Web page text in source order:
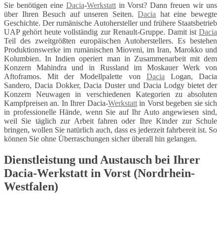
Sie benötigen eine Dacia-Werkstattin Vorst? Dann freuen wir uns
über Ihren Besuch auf unseren Seiten.Dacia hat eine bewegte
Geschichte. Der rumänische Autohersteller und frühere Staatsbetrieb
UAP gehört heute vollständig zur Renault-Gruppe. Damit ist Dacia
Teil des zweitgrößten europäischen Autoherstellers. Es bestehen
Produktionswerke im rumänischen Mioveni, im Iran, Marokko und
Kolumbien. In Indien operiert man in Zusammenarbeit mit dem
Konzern Mahindra und in Russland im Moskauer Werk von
Aftoframos. Mit der Modellpalette von Dacia Logan, Dacia
Sandero, Dacia Dokker, Dacia Duster und Dacia Lodgy bietet der
Konzern Neuwagen in verschiedenen Kategorien zu absoluten
Kampfpreisen an. In Ihrer Dacia-Werkstattin Vorst begeben sie sich
in professionelle Hände, wenn Sie auf Ihr Auto angewiesen sind,
weil Sie täglich zur Arbeit fahren oder Ihre Kinder zur Schule
bringen, wollen Sie natürlich auch, dass es jederzeit fahrbereit ist. So
können Sie ohne Überraschungen sicher überall hin gelangen.
Dienstleistung und Austausch bei Ihrer
Dacia-Werkstatt in Vorst (Nordrhein-
Westfalen)